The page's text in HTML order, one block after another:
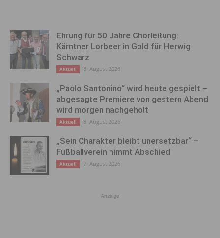
Ehrung für 50 Jahre Chorleitung:
Kärntner Lorbeer in Gold für Herwig
Schwarz
Aktuell 8. August 2026
„Paolo Santonino“ wird heute gespielt –
abgesagte Premiere von gestern Abend
wird morgen nachgeholt
Aktuell 8. August 2026
„Sein Charakter bleibt unersetzbar“ –
Fußballverein nimmt Abschied
Aktuell 7. August 2026
Anzeige